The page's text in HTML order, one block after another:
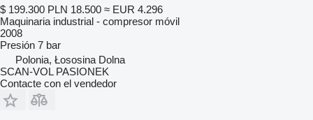
$ 199.300 PLN 18.500 ≈ EUR 4.296
Maquinaria industrial - compresor móvil
2008
Presión 7 bar
Polonia, Łososina Dolna
SCAN-VOL PASIONEK
Contacte con el vendedor